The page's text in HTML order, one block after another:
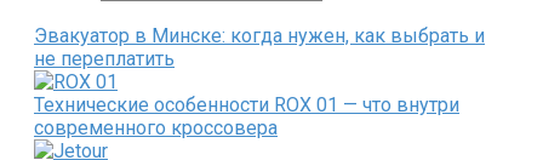
Эвакуатор в Минске: когда нужен, как выбрать и
не переплатить
Технические особенности ROX 01 — что внутри
современного кроссовера